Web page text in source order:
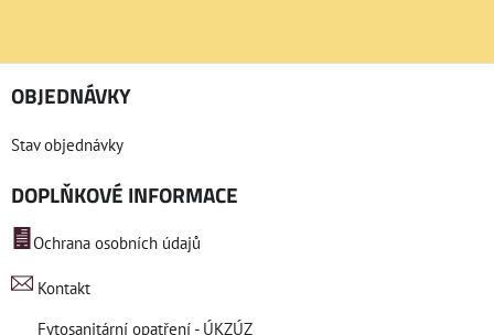
OBJEDNÁVKY
Stav objednávky
DOPLŇKOVÉ INFORMACE
Ochrana osobních údajů
Kontakt
Fytosanitární opatření - ÚKZÚZ